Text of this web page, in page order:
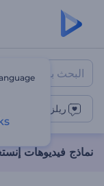
نماذج
ريلز إنستجرام
نماذج فيديوهات